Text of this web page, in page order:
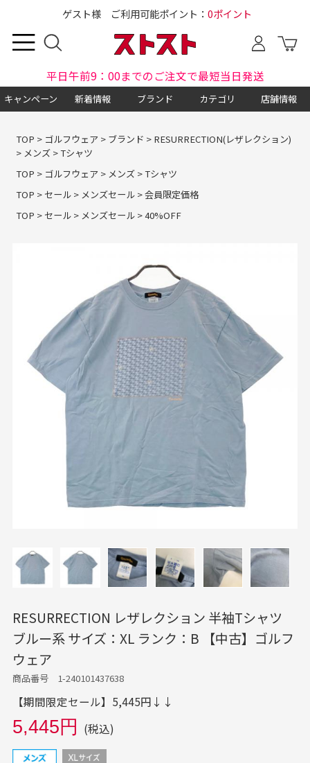
ゲスト様 ご利用可能ポイント： 0ポイント
平日午前9：00までのご注文で最短当日発送
キャンペーン 新着情報 ブランド カテゴリ 店舗情報
TOP > ゴルフウェア > ブランド > RESURRECTION(レザレクション)
> メンズ> Tシャツ
TOP > ゴルフウェア > メンズ> Tシャツ
TOP > セール> メンズセール>会員限定価格
TOP > セール> メンズセール>40%OFF
RESURRECTION レザレクション 半袖Tシャツ
ブルー系 サイズ：XL ランク：B 【中古】ゴルフ
ウェア
商品番号 1-240101437638
【期間限定セール】5,445円↓↓
5,445円 (税込)